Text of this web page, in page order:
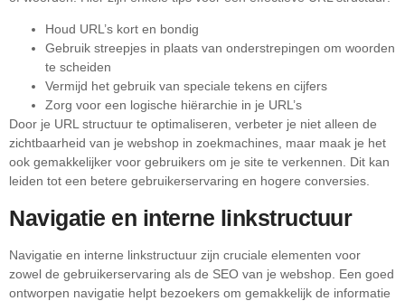
Houd URL’s kort en bondig
Gebruik streepjes in plaats van onderstrepingen om woorden
te scheiden
Vermijd het gebruik van speciale tekens en cijfers
Zorg voor een logische hiërarchie in je URL’s
Door je URL structuur te optimaliseren, verbeter je niet alleen de
zichtbaarheid van je webshop in zoekmachines, maar maak je het
ook gemakkelijker voor gebruikers om je site te verkennen. Dit kan
leiden tot een betere gebruikerservaring en hogere conversies.
Navigatie en interne linkstructuur
Navigatie en interne linkstructuur zijn cruciale elementen voor
zowel de gebruikerservaring als de SEO van je webshop. Een goed
ontworpen navigatie helpt bezoekers om gemakkelijk de informatie